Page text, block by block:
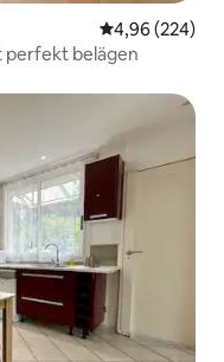
4,96 av 5 i
4,96 (224)
perfekt belägen